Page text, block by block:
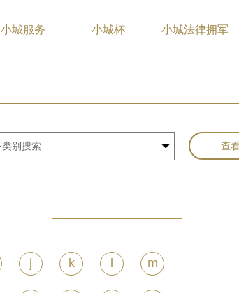
小城服务 小城杯 小城法律拥军
j k m